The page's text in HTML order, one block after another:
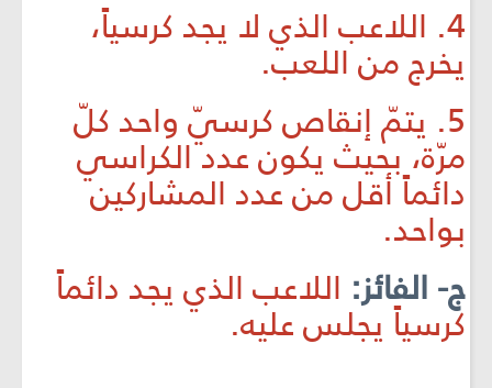
4. اللاعب الذي لا يجد كرسياً،
يخرج من اللعب.
5. يتمّ إنقاص كرسيّ واحد كلّ
مرّة، بحيث يكون عدد الكراسي
دائماً أقل من عدد المشاركين
بواحد.
ج- الفائز: اللاعب الذي يجد دائماً
كرسياً يجلس عليه.